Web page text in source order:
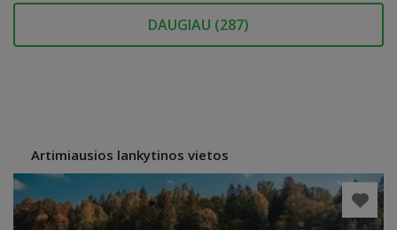
DAUGIAU (287)
Artimiausios lankytinos vietos